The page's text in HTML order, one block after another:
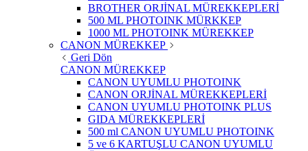
BROTHER ORJİNAL MÜREKKEPLERİ
500 ML PHOTOINK MÜRKKEP
1000 ML PHOTOINK MÜREKKEP
CANON MÜREKKEP
Geri Dön
CANON MÜREKKEP
CANON UYUMLU PHOTOINK
CANON ORJİNAL MÜREKKEPLERİ
CANON UYUMLU PHOTOINK PLUS
GIDA MÜREKKEPLERİ
500 ml CANON UYUMLU PHOTOINK
5 ve 6 KARTUŞLU CANON UYUMLU